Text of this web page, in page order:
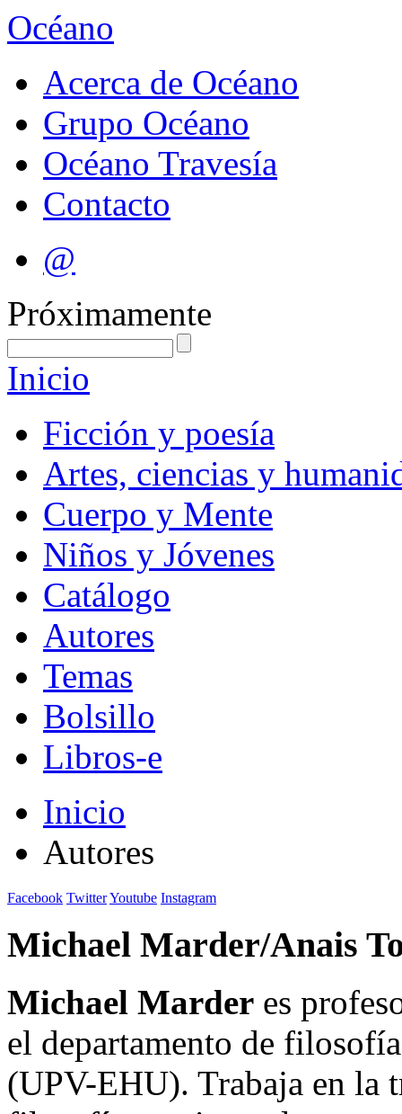
Océano
Acerca de Océano
Grupo Océano
Océano Travesía
Contacto
@
Próximamente
Inicio
Ficción y poesía
Artes, ciencias y
Cuerpo y Mente
Niños y Jóvenes
Catálogo
Autores
Temas
Bolsillo
Libros-e
Inicio
Autores
Facebook TwitterYoutube Instagram
Michael Marder/Anais
Michael Marder es
el departamento de
(UPV-EHU). Trabaja en la